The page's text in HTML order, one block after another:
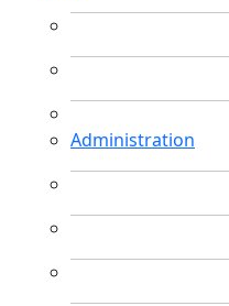
Administration